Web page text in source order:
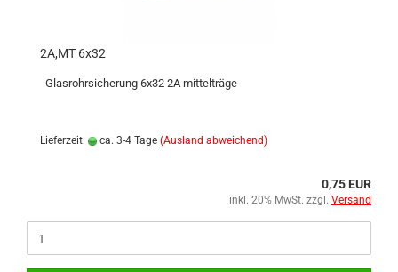
2A,MT 6x32
Glasrohrsicherung 6x32 2A mittelträge
Lieferzeit: ca. 3-4 Tage (Ausland abweichend)
0,75 EUR
inkl. 20% MwSt. zzgl. Versand